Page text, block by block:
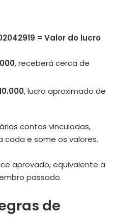
= Valor do lucro
, receberá cerca de
, lucro aproximado de
contas vinculadas,
cada e some os valores.
aprovado, equivalente a
passado.
de